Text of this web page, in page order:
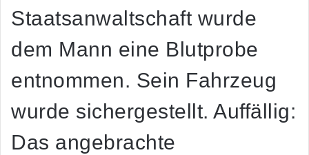
Staatsanwaltschaft wurde
dem Mann eine Blutprobe
entnommen. Sein Fahrzeug
wurde sichergestellt. Auffällig:
Das angebrachte